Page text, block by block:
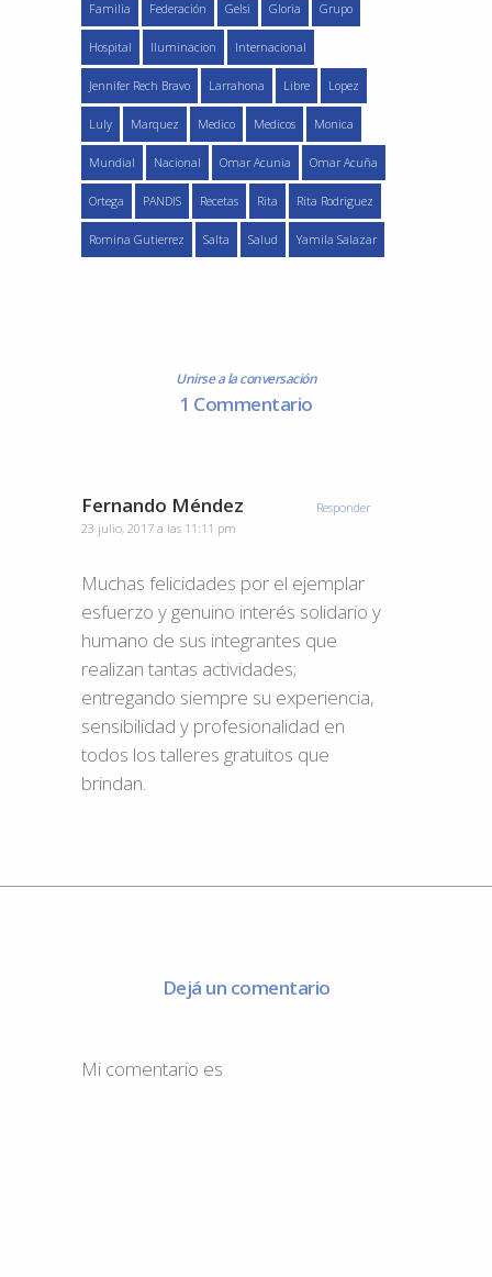
Familia Federación Gelsi Gloria Grupo
Hospital Iluminacion Internacional
Jennifer Rech Bravo Larrahona Libre Lopez
Luly Marquez Medico Medicos Monica
Mundial Nacional Omar Acunia Omar Acuña
Ortega PANDIS Recetas Rita Rita Rodriguez
Romina Gutierrez Salta Salud Yamila Salazar
Unirse a la conversación
1 Commentario
Fernando Méndez
23 julio, 2017 a las 11:11 pm
Muchas felicidades por el ejemplar
esfuerzo y genuino interés solidario y
humano de sus integrantes que
realizan tantas actividades;
entregando siempre su experiencia,
sensibilidad y profesionalidad en
todos los talleres gratuitos que
brindan.
Responder
Dejá un comentario
Mi comentario es